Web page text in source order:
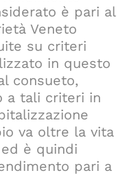
è pari al
Veneto
su criteri
in questo
consueto,
a tali criteri in
va oltre la vita
è quindi
pari a